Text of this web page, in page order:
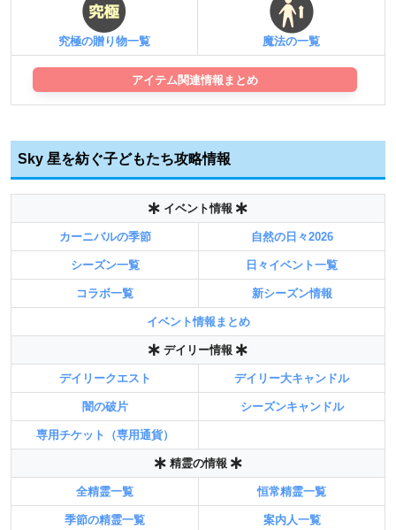
究極の贈り物一覧 魔法の一覧
アイテム関連情報まとめ
Sky 星を紡ぐ子どもたち攻略情報
イベント情報
カーニバルの季節 自然の日々2026
シーズン一覧 日々イベント一覧
コラボ一覧 新シーズン情報
イベント情報まとめ
デイリー情報
デイリークエスト デイリー大キャンドル
闇の破片 シーズンキャンドル
専用チケット（専用通貨）
精霊の情報
全精霊一覧 恒常精霊一覧
季節の精霊一覧 案内人一覧